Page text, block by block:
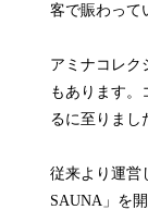
客で賑わって
アミナコレク
もあります。
るに至りまし
従来より運営
SAUNA」を開